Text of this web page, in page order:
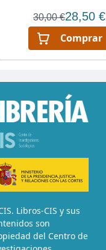
30,00 €28,50 €
Comprar
Libros-CIS y sus
son
del Centro de